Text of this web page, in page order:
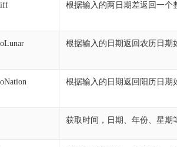
根据输入的两日期差返回一个
根据输入的日期返回农历日期
根据输入的日期返回阳历日期
获取时间，日期、年份、星期